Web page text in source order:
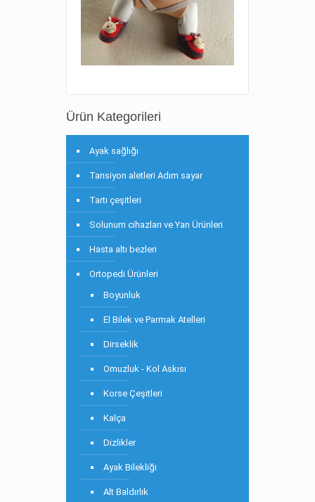
Ürün Kategorileri
Ayak sağlığı
Tansiyon aletleri Adım sayar
Tartı çeşitleri
Solunum cihazları ve Yan Ürünleri
Hasta altı bezleri
Ortopedi Ürünleri
Boyunluk
El Bilek ve Parmak Atelleri
Dirseklik
Omuzluk - Kol Askısı
Korse Çeşitleri
Kalça
Dizlikler
Ayak Bilekliği
Alt Baldırlık